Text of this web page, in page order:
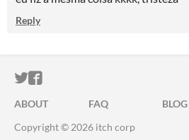
Reply
ITCH.IO ON TWITTER
ITCH.IO ON FACEBOOK
ABOUT FAQ BLOG
Copyright © 2026 itch corp